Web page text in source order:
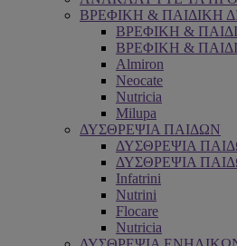
ΒΡΕΦΙΚΗ & ΠΑΙΔΙΚΗ
ΒΡΕΦΙΚΗ &
ΒΡΕΦΙΚΗ &
Almiron
Neocate
Nutricia
Milupa
ΔΥΣΘΡΕΨΙΑ ΠΑΙΔΩΝ
ΔΥΣΘΡΕΨΙΑ
ΔΥΣΘΡΕΨΙΑ
Infatrini
Nutrini
Flocare
Nutricia